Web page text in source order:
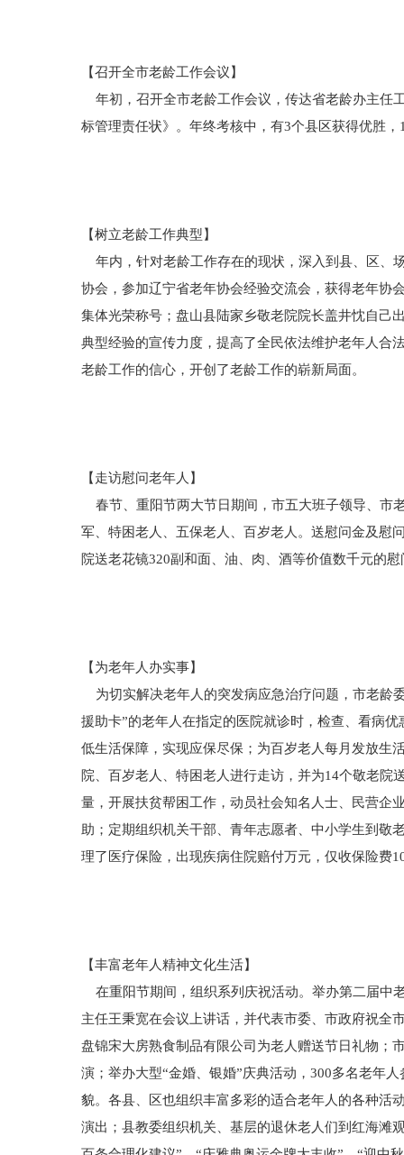
【召开全市老龄工作会议】
年初，召开全市老龄工作会议，传达省老龄办主任
标管理责任状》。年终考核中，有3个县区获得优胜，
【树立老龄工作典型】
年内，针对老龄工作存在的现状，深入到县、区、
协会，参加辽宁省老年协会经验交流会，获得老年协
集体光荣称号；盘山县陆家乡敬老院院长盖井忱自己
典型经验的宣传力度，提高了全民依法维护老年人合
老龄工作的信心，开创了老龄工作的崭新局面。
【走访慰问老年人】
春节、重阳节两大节日期间，市五大班子领导、市
军、特困老人、五保老人、百岁老人。送慰问金及慰
院送老花镜320副和面、油、肉、酒等价值数千元的慰
【为老年人办实事】
为切实解决老年人的突发病应急治疗问题，市老龄
援助卡”的老年人在指定的医院就诊时，检查、看病
低生活保障，实现应保尽保；为百岁老人每月发放生
院、百岁老人、特困老人进行走访，并为14个敬老
量，开展扶贫帮困工作，动员社会知名人士、民营企
助；定期组织机关干部、青年志愿者、中小学生到敬
理了医疗保险，出现疾病住院赔付万元，仅收保险费
【丰富老年人精神文化生活】
在重阳节期间，组织系列庆祝活动。举办第二届中
主任王秉宽在会议上讲话，并代表市委、市政府祝全
盘锦宋大房熟食制品有限公司为老人赠送节日礼物；
演；举办大型“金婚、银婚”庆典活动，300多名老年
貌。各县、区也组织丰富多彩的适合老年人的各种活
演出；县教委组织机关、基层的退休老人们到红海滩